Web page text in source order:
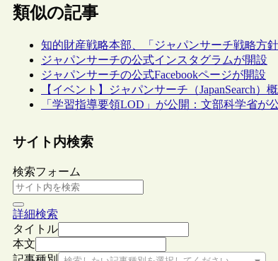
類似の記事
知的財産戦略本部、「ジャパンサーチ戦略方
ジャパンサーチの公式インスタグラムが開設
ジャパンサーチの公式Facebookページが開設
【イベント】ジャパンサーチ（JapanSearch）
「学習指導要領LOD」が公開：文部科学省
サイト内検索
検索フォーム
詳細検索
タイトル
本文